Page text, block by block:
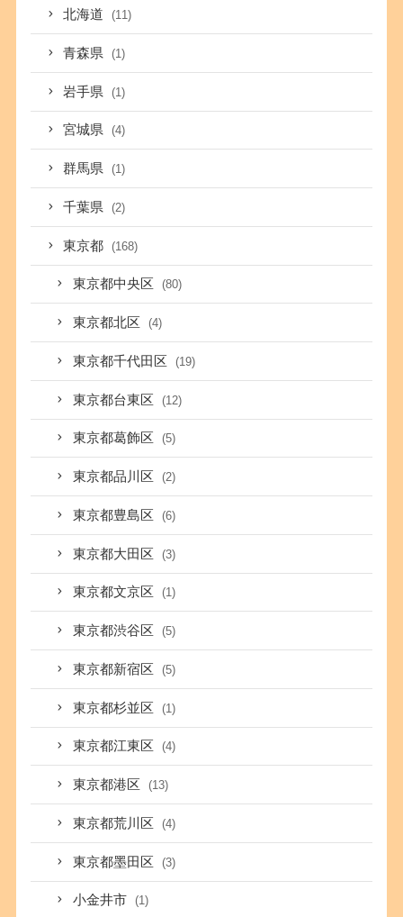
北海道 (11)
青森県 (1)
岩手県 (1)
宮城県 (4)
群馬県 (1)
千葉県 (2)
東京都 (168)
東京都中央区 (80)
東京都北区 (4)
東京都千代田区 (19)
東京都台東区 (12)
東京都葛飾区 (5)
東京都品川区 (2)
東京都豊島区 (6)
東京都大田区 (3)
東京都文京区 (1)
東京都渋谷区 (5)
東京都新宿区 (5)
東京都杉並区 (1)
東京都江東区 (4)
東京都港区 (13)
東京都荒川区 (4)
東京都墨田区 (3)
小金井市 (1)